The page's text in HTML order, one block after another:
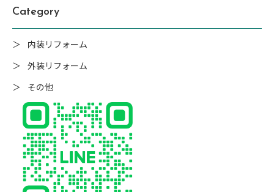
Category
内装リフォーム
外装リフォーム
その他